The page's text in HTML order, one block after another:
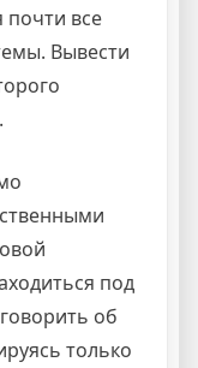
все
Вывести
под
об
только